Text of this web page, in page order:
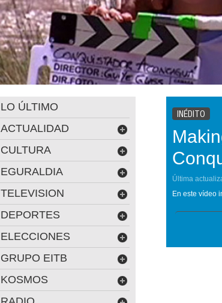
INÉDITO
Última
En este vídeo
LO ÚLTIMO
ACTUALIDAD
CULTURA
EGURALDIA
TELEVISION
DEPORTES
ELECCIONES
GRUPO EITB
KOSMOS